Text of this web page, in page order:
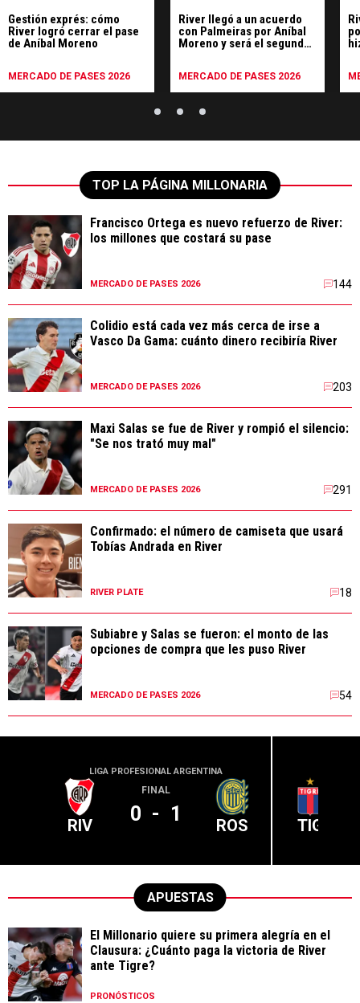
Gestión exprés: cómo
River logró cerrar el pase
de Aníbal Moreno
MERCADO DE PASES 2026
River llegó a un acuerdo
con Palmeiras por Aníbal
Moreno y será el segundo
MERCADO DE PASES 2026
TOP LA PÁGINA MILLONARIA
Francisco Ortega es nuevo refuerzo de River:
los millones que costará su pase
MERCADO DE PASES 2026 144
Colidio está cada vez más cerca de irse a
Vasco Da Gama: cuánto dinero recibiría River
MERCADO DE PASES 2026 203
Maxi Salas se fue de River y rompió el silencio:
"Se nos trató muy mal"
MERCADO DE PASES 2026 291
Confirmado: el número de camiseta que usará
Tobías Andrada en River
RIVER PLATE 18
Subiabre y Salas se fueron: el monto de las
opciones de compra que les puso River
MERCADO DE PASES 2026 54
LIGA PROFESIONAL ARGENTINA
RIV
FINAL
0 - 1 ROS TIG
APUESTAS
El Millonario quiere su primera alegría en el
Clausura: ¿Cuánto paga la victoria de River
ante Tigre?
PRONÓSTICOS